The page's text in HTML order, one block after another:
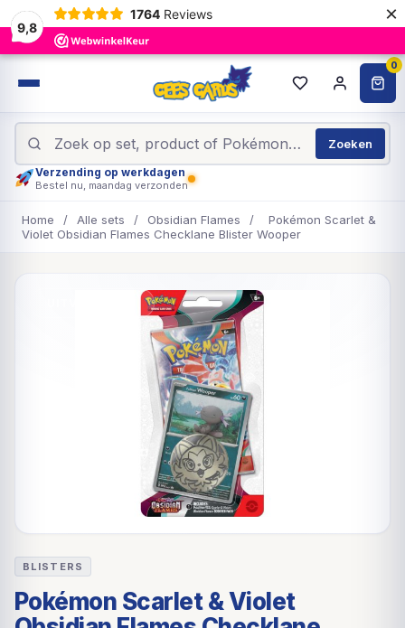
9,8
1764 Reviews ×
0
Zoeken
Verzending op werkdagen
Bestel nu, maandag verzonden
Home / Alle sets / Obsidian Flames /
Pokémon Scarlet &
Violet Obsidian Flames Checklane Blister Wooper
BLISTERS
Pokémon Scarlet & Violet